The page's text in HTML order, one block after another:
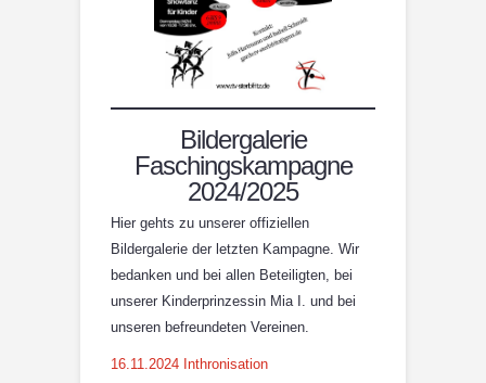
Bildergalerie
Faschingskampagne
2024/2025
Hier gehts zu unserer offiziellen
Bildergalerie der letzten Kampagne. Wir
bedanken und bei allen Beteiligten, bei
unserer Kinderprinzessin Mia I. und bei
unseren befreundeten Vereinen.
16.11.2024 Inthronisation